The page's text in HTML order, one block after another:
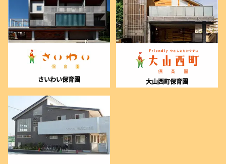
さいわい保育園 大山西町保育園